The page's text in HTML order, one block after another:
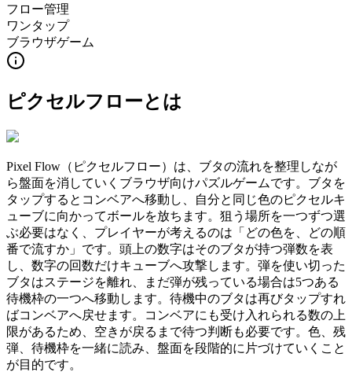
フロー管理
ワンタップ
ブラウザゲーム
ピクセルフローとは
Pixel Flow（ピクセルフロー）は、ブタの流れを整理しなが
ら盤面を消していくブラウザ向けパズルゲームです。ブタを
タップするとコンベアへ移動し、自分と同じ色のピクセルキ
ューブに向かってボールを放ちます。狙う場所を一つずつ選
ぶ必要はなく、プレイヤーが考えるのは「どの色を、どの順
番で流すか」です。頭上の数字はそのブタが持つ弾数を表
し、数字の回数だけキューブへ攻撃します。弾を使い切った
ブタはステージを離れ、まだ弾が残っている場合は5つある
待機枠の一つへ移動します。待機中のブタは再びタップすれ
ばコンベアへ戻せます。コンベアにも受け入れられる数の上
限があるため、空きが戻るまで待つ判断も必要です。色、残
弾、待機枠を一緒に読み、盤面を段階的に片づけていくこと
が目的です。